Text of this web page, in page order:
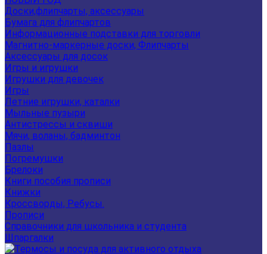
Доски,флипчарты, аксессуары
Бумага для флипчартов
Информационные подставки для торговли
Магнитно-маркерные доски, Флипчарты
Аксессуары для досок
Игры и игрушки
Игрушки для девочек
Игры
Летние игрушки, каталки
Мыльные пузыри
Антистрессы и сквиши
Мячи, воланы, бадминтон
Пазлы
Погремушки
Брелоки
Книги пособия прописи
Книжки
Кроссворды, Ребусы.
Прописи
Справочники для школьника и студента
Шпаргалки